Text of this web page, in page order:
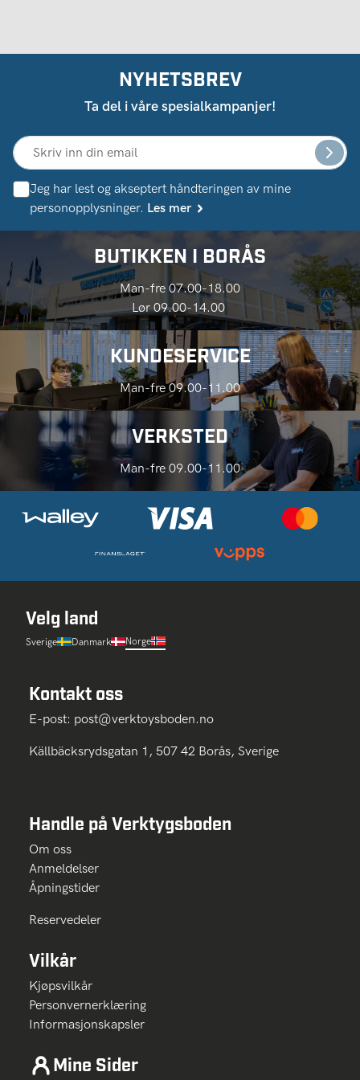
NYHETSBREV
Ta del i våre spesialkampanjer!
Jeg har lest og akseptert håndteringen av mine
personopplysninger. Les mer
BUTIKKEN I BORÅS
Man-fre 07.00-18.00
Lør 09.00-14.00
KUNDESERVICE
Man-fre 09.00-11.00
VERKSTED
Man-fre 09.00-11.00
Velg land
Sverige Danmark Norge
Kontakt oss
E-post: post@verktoysboden.no
Källbäcksrydsgatan 1, 507 42 Borås, Sverige
Handle på Verktygsboden
Om oss
Anmeldelser
Åpningstider
Reservedeler
Vilkår
Kjøpsvilkår
Personvernerklæring
Informasjonskapsler
Mine Sider